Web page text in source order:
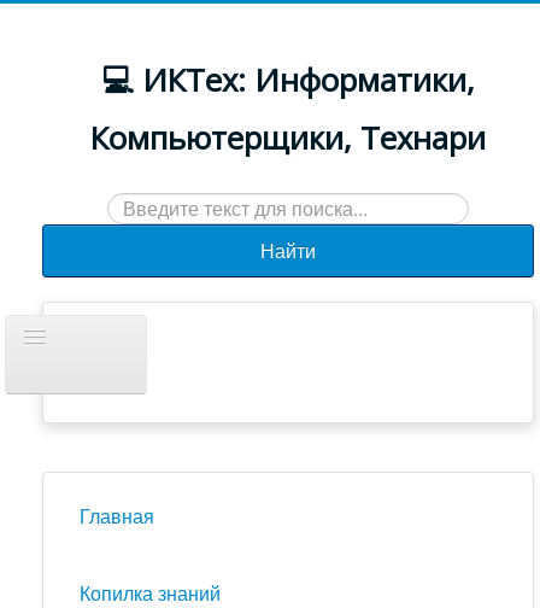
💻 ИКТех: Информатики,
Компьютерщики, Технари
Искать...
Найти
навигацию
Новости
Главная
Копилка знаний